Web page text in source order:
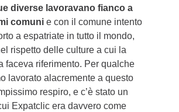
diverse lavoravano fianco a
comuni e con il comune intento
a espatriate in tutto il mondo,
rispetto delle culture a cui la
faceva riferimento. Per qualche
lavorato alacremente a questo
respiro, e c’è stato un
Expatclic era davvero come